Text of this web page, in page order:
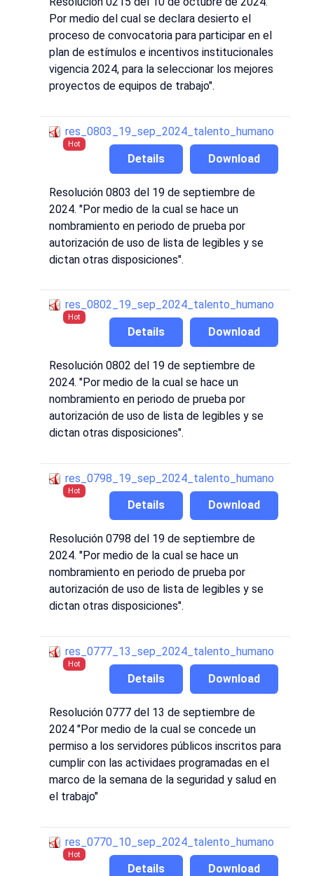
Por medio del cual se declara desierto el
proceso de convocatoria para participar en el
plan de estímulos e incentivos institucionales
vigencia 2024, para la seleccionar los mejores
proyectos de equipos de trabajo".
res_0803_19_sep_2024_talento_humano
Hot
Download
Details
Resolución 0803 del 19 de septiembre de
2024. "Por medio de la cual se hace un
nombramiento en periodo de prueba por
autorización de uso de lista de legibles y se
dictan otras disposiciones".
res_0802_19_sep_2024_talento_humano
Hot
Download
Details
Resolución 0802 del 19 de septiembre de
2024. "Por medio de la cual se hace un
nombramiento en periodo de prueba por
autorización de uso de lista de legibles y se
dictan otras disposiciones".
res_0798_19_sep_2024_talento_humano
Hot
Download
Details
Resolución 0798 del 19 de septiembre de
2024. "Por medio de la cual se hace un
nombramiento en periodo de prueba por
autorización de uso de lista de legibles y se
dictan otras disposiciones".
res_0777_13_sep_2024_talento_humano
Hot
Download
Details
Resolución 0777 del 13 de septiembre de
2024 "Por medio de la cual se concede un
permiso a los servidores públicos inscritos para
cumplir con las actividaes programadas en el
marco de la semana de la seguridad y salud en
el trabajo"
res_0770_10_sep_2024_talento_humano
Hot
Download
Details